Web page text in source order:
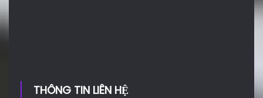
THÔNG TIN LIÊN HỆ